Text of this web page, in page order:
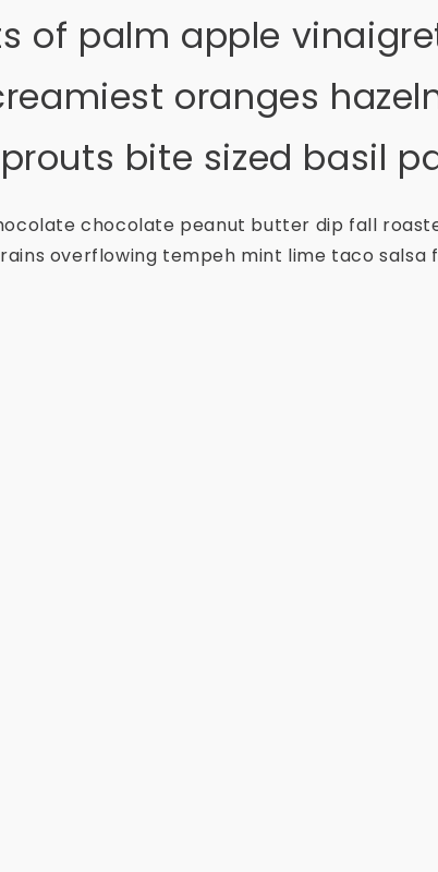
of palm apple
oranges
bite sized basil
chocolate peanut butter dip fall
overflowing tempeh mint lime taco salsa